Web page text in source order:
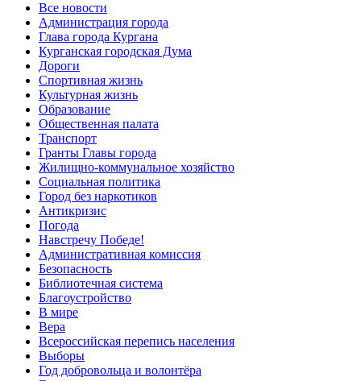
Все новости
Администрация города
Глава города Кургана
Курганская городская Дума
Дороги
Спортивная жизнь
Культурная жизнь
Образование
Общественная палата
Транспорт
Гранты Главы города
Жилищно-коммунальное хозяйство
Социальная политика
Город без наркотиков
Антикризис
Погода
Навстречу Победе!
Административная комиссия
Безопасность
Библиотечная система
Благоустройство
В мире
Вера
Всероссийская перепись населения
Выборы
Год добровольца и волонтёра